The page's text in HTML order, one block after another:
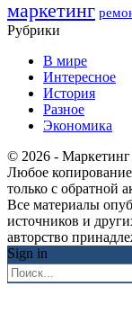
маркетинг
Рубрики
В мире
Интересное
История
Разное
Экономика
© 2026 -
Любое копирование
только с обратной
Все материалы
источников и
авторство
Sign in